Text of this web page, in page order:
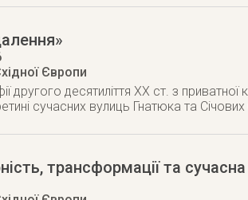
Європи
другого десятиліття XX ст. з
сучасних вулиць Гнатюка та Січових
трансформації та сучасна